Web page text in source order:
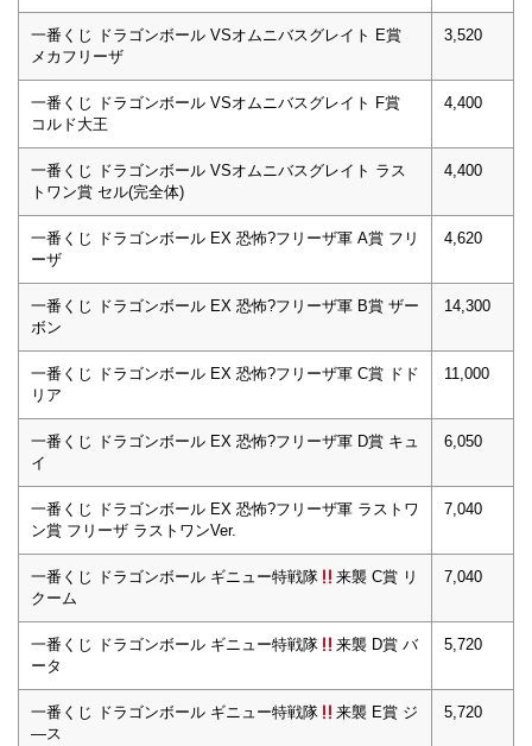
一番くじ ドラゴンボール VSオムニバスグレイト E賞
メカフリーザ
3,520
一番くじ ドラゴンボール VSオムニバスグレイト F賞
コルド大王
4,400
一番くじ ドラゴンボール VSオムニバスグレイト ラス
トワン賞 セル(完全体)
4,400
一番くじ ドラゴンボール EX 恐怖?フリーザ軍 A賞 フリ
ーザ
4,620
一番くじ ドラゴンボール EX 恐怖?フリーザ軍 B賞 ザー
ボン
14,300
一番くじ ドラゴンボール EX 恐怖?フリーザ軍 C賞 ドド
リア
11,000
一番くじ ドラゴンボール EX 恐怖?フリーザ軍 D賞 キュ
イ
6,050
一番くじ ドラゴンボール EX 恐怖?フリーザ軍 ラストワ
ン賞 フリーザ ラストワンVer.
7,040
一番くじ ドラゴンボール ギニュー特戦隊
来襲 C賞 リ
クーム
7,040
一番くじ ドラゴンボール ギニュー特戦隊
来襲 D賞 バ
ータ
5,720
一番くじ ドラゴンボール ギニュー特戦隊
来襲 E賞 ジ
―ス
5,720